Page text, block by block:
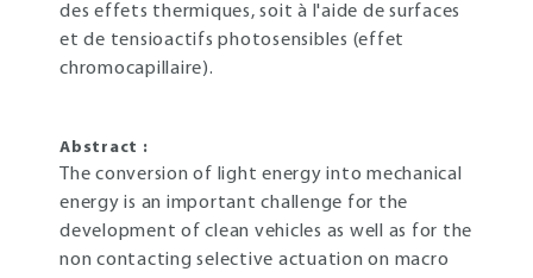
des effets thermiques, soit à l'aide de surfaces
et de tensioactifs photosensibles (effet
chromocapillaire).
Abstract :
The conversion of light energy into mechanical
energy is an important challenge for the
development of clean vehicles as well as for the
non contacting selective actuation on macro